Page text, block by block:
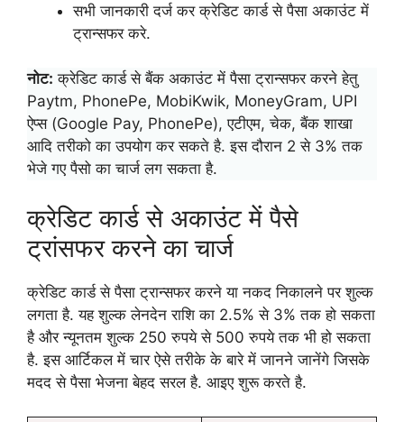
सभी जानकारी दर्ज कर क्रेडिट कार्ड से पैसा अकाउंट में
ट्रान्सफर करे.
नोट: क्रेडिट कार्ड से बैंक अकाउंट में पैसा ट्रान्सफर करने हेतु
Paytm, PhonePe, MobiKwik, MoneyGram, UPI
ऐप्स (Google Pay, PhonePe), एटीएम, चेक, बैंक शाखा
आदि तरीको का उपयोग कर सकते है. इस दौरान 2 से 3% तक
भेजे गए पैसो का चार्ज लग सकता है.
क्रेडिट कार्ड से अकाउंट में पैसे
ट्रांसफर करने का चार्ज
क्रेडिट कार्ड से पैसा ट्रान्सफर करने या नकद निकालने पर शुल्क
लगता है. यह शुल्क लेनदेन राशि का 2.5% से 3% तक हो सकता
है और न्यूनतम शुल्क 250 रुपये से 500 रुपये तक भी हो सकता
है. इस आर्टिकल में चार ऐसे तरीके के बारे में जानने जानेंगे जिसके
मदद से पैसा भेजना बेहद सरल है. आइए शुरू करते है.